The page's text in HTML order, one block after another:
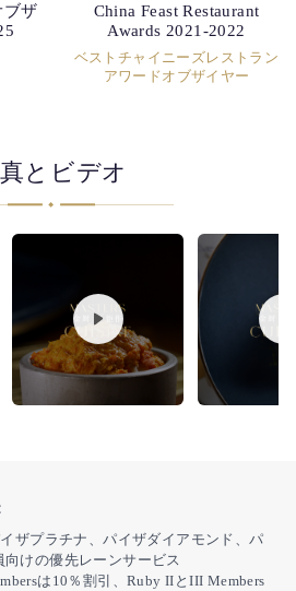
ブザ
China Feast Restaurant
Awards 2021-2022
ベストチャイニーズレストラン
アワードオブザイヤー
とビデオ
ザプラチナ、パイザダイアモンド、パ
けの優先レーンサービス
は10％割引、Ruby IIとIII Members